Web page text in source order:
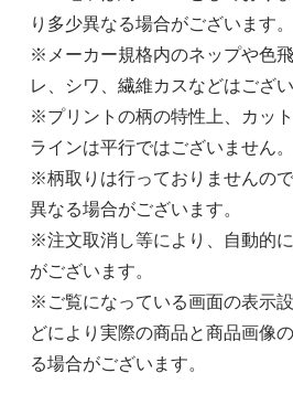
り多少異なる場合がございます。
※メーカー規格内のネップや色
レ、シワ、繊維カスなどはござい
※プリントの柄の特性上、カッ
ラインは平行ではございません。
※柄取りは行っておりませんの
異なる場合がございます。
※注文取消し等により、自動的
がございます。
※ご覧になっている画面の表示
どにより実際の商品と商品画像
る場合がございます。